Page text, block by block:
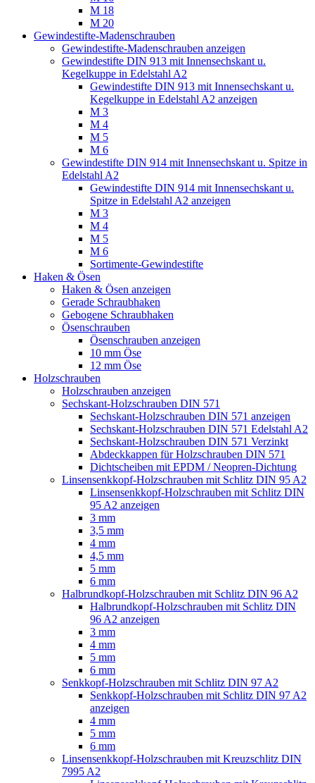
M 18
M 20
Gewindestifte-Madenschrauben
Gewindestifte-Madenschrauben anzeigen
Gewindestifte DIN 913 mit Innensechskant u.
Kegelkuppe in Edelstahl A2
Gewindestifte DIN 913 mit Innensechskant u.
Kegelkuppe in Edelstahl A2 anzeigen
M 3
M 4
M 5
M 6
Gewindestifte DIN 914 mit Innensechskant u. Spitze in
Edelstahl A2
Gewindestifte DIN 914 mit Innensechskant u.
Spitze in Edelstahl A2 anzeigen
M 3
M 4
M 5
M 6
Sortimente-Gewindestifte
Haken & Ösen
Haken & Ösen anzeigen
Gerade Schraubhaken
Gebogene Schraubhaken
Ösenschrauben
Ösenschrauben anzeigen
10 mm Öse
12 mm Öse
Holzschrauben
Holzschrauben anzeigen
Sechskant-Holzschrauben DIN 571
Sechskant-Holzschrauben DIN 571 anzeigen
Sechskant-Holzschrauben DIN 571 Edelstahl A2
Sechskant-Holzschrauben DIN 571 Verzinkt
Abdeckkappen für Holzschrauben DIN 571
Dichtscheiben mit EPDM / Neopren-Dichtung
Linsensenkkopf-Holzschrauben mit Schlitz DIN 95 A2
Linsensenkkopf-Holzschrauben mit Schlitz DIN
95 A2 anzeigen
3 mm
3,5 mm
4 mm
4,5 mm
5 mm
6 mm
Halbrundkopf-Holzschrauben mit Schlitz DIN 96 A2
Halbrundkopf-Holzschrauben mit Schlitz DIN
96 A2 anzeigen
3 mm
4 mm
5 mm
6 mm
Senkkopf-Holzschrauben mit Schlitz DIN 97 A2
Senkkopf-Holzschrauben mit Schlitz DIN 97 A2
anzeigen
4 mm
5 mm
6 mm
Linsensenkkopf-Holzschrauben mit Kreuzschlitz DIN
7995 A2